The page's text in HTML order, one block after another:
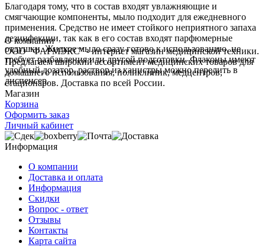
Благодаря тому, что в состав входят увлажняющие и
смягчающие компоненты, мыло подходит для ежедневного
применения. Средство не имеет стойкого неприятного запаха
дезинфекции, так как в его состав входят парфюмерные
отдушки. Жидкое мыло сразу готово к использованию, не
требует разбавления или другой подготовки. Флаконы имеют
удобный дозатор, раствор из канистры можно перелить в
диспенсер.
О компании
ООО "ФАРМЭКС" - интернет магазин медицинской техники.
Предлагаем широкий ассортимент медицинских товаров для
домашнего использования, поликлиник, медцентров,
стационаров. Доставка по всей России.
Магазин
Корзина
Оформить заказ
Личный кабинет
Информация
О компании
Доставка и оплата
Информация
Скидки
Вопрос - ответ
Отзывы
Контакты
Карта сайта